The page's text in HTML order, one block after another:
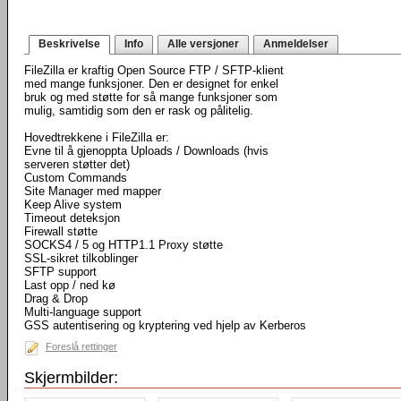
Beskrivelse Info Alle versjoner Anmeldelser
FileZilla er kraftig Open Source FTP / SFTP-klient
med mange funksjoner. Den er designet for enkel
bruk og med støtte for så mange funksjoner som
mulig, samtidig som den er rask og pålitelig.
Hovedtrekkene i FileZilla er:
Evne til å gjenoppta Uploads / Downloads (hvis
serveren støtter det)
Custom Commands
Site Manager med mapper
Keep Alive system
Timeout deteksjon
Firewall støtte
SOCKS4 / 5 og HTTP1.1 Proxy støtte
SSL-sikret tilkoblinger
SFTP support
Last opp / ned kø
Drag & Drop
Multi-language support
GSS autentisering og kryptering ved hjelp av Kerberos
Foreslå rettinger
Skjermbilder: